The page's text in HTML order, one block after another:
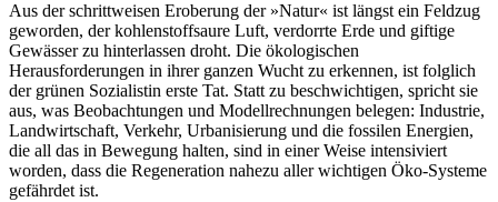
Aus der schrittweisen Eroberung der »Natur« ist längst ein Feldzug
geworden, der kohlenstoffsaure Luft, verdorrte Erde und giftige
Gewässer zu hinterlassen droht. Die ökologischen
Herausforderungen in ihrer ganzen Wucht zu erkennen, ist folglich
der grünen Sozialistin erste Tat. Statt zu beschwichtigen, spricht sie
aus, was Beobachtungen und Modellrechnungen belegen: Industrie,
Landwirtschaft, Verkehr, Urbanisierung und die fossilen Energien,
die all das in Bewegung halten, sind in einer Weise intensiviert
worden, dass die Regeneration nahezu aller wichtigen Öko-Systeme
gefährdet ist.